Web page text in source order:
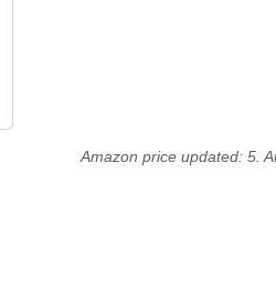
Amazon price updated:5.